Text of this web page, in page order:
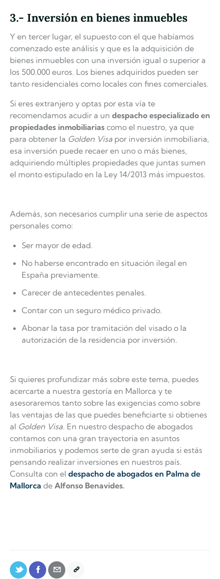
3.- Inversión en bienes inmuebles
Y en tercer lugar, el supuesto con el que habíamos
comenzado este análisis y que es la adquisición de
bienes inmuebles con una inversión igual o superior a
los 500.000 euros. Los bienes adquiridos pueden ser
tanto residenciales como locales con fines comerciales.
Si eres extranjero y optas por esta vía te
recomendamos acudir a un despacho especializado en
propiedades inmobiliarias como el nuestro, ya que
para obtener la Golden Visa por inversión inmobiliaria,
esa inversión puede recaer en uno o más bienes,
adquiriendo múltiples propiedades que juntas sumen
el monto estipulado en la Ley 14/2013 más impuestos.
Además, son necesarios cumplir una serie de aspectos
personales como:
Ser mayor de edad.
No haberse encontrado en situación ilegal en
España previamente.
Carecer de antecedentes penales.
Contar con un seguro médico privado.
Abonar la tasa por tramitación del visado o la
autorización de la residencia por inversión.
Si quieres profundizar más sobre este tema, puedes
acercarte a nuestra gestoría en Mallorca y te
asesoraremos tanto sobre las exigencias como sobre
las ventajas de las que puedes beneficiarte si obtienes
al Golden Visa. En nuestro despacho de abogados
contamos con una gran trayectoria en asuntos
inmobiliarios y podemos serte de gran ayuda si estás
pensando realizar inversiones en nuestros país.
Consulta con el despacho de abogados en Palma de
Mallorca de Alfonso Benavides.